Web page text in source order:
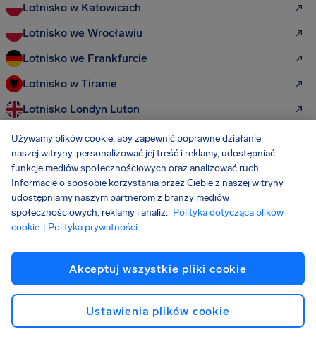
Lotnisko w Katowicach
Lotnisko we Wrocławiu
Lotnisko we Frankfurcie
Lotnisko w Tiranie
Lotnisko Londyn Luton
Lotnisko w Poznaniu
Lotnisko Berlin Brandenburg
Więcej praw pasażera do odkrycia:
Opóźniony lot
Odwołany lot
Reklamacja za opóźniony lot
Używamy plików cookie, aby zapewnić poprawne działanie
naszej witryny, personalizować jej treść i reklamy, udostępniać
funkcje mediów społecznościowych oraz analizować ruch.
Informacje o sposobie korzystania przez Ciebie z naszej witryny
udostępniamy naszym partnerom z branży mediów
społecznościowych, reklamy i analiz. Polityka dotycząca plików
cookie
| Polityka prywatności
Akceptuj wszystkie pliki cookie
Ustawienia plików cookie